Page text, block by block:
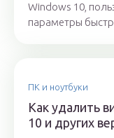
Windows 10,
параметры
ПК и ноутбуки
Как удалить
10 и других